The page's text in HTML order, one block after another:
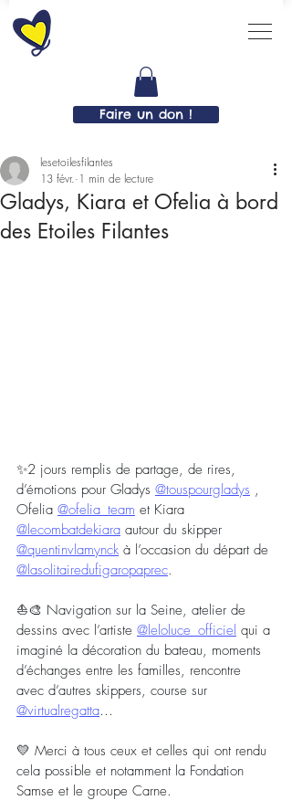
Faire un don !
Gladys, Kiara et Ofelia à bord
des Etoiles Filantes
lesetoilesfilantes
13 févr. 1 min de lecture
✨2 jours remplis de partage, de rires,
d’émotions pour Gladys @touspourgladys ,
Ofelia @ofelia_team et Kiara
@lecombatdekiara autour du skipper
@quentinvlamynck à l’occasion du départ de
@lasolitairedufigaropaprec.
⛵️🎨 Navigation sur la Seine, atelier de
dessins avec l’artiste @leloluce_officiel qui a
imaginé la décoration du bateau, moments
d’échanges entre les familles, rencontre
avec d’autres skippers, course sur
@virtualregatta…
💛 Merci à tous ceux et celles qui ont rendu
cela possible et notamment la Fondation
Samse et le groupe Carne.